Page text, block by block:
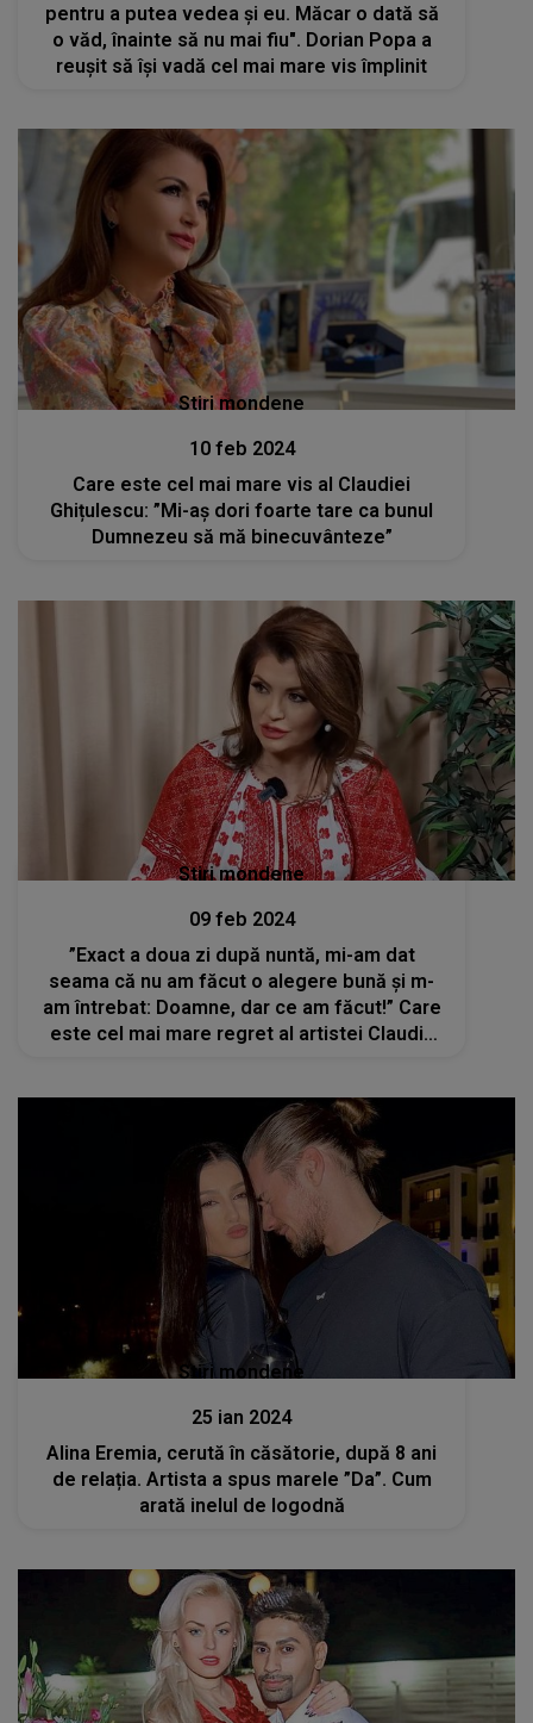
pentru a putea vedea și eu. Măcar o dată să
o văd, înainte să nu mai fiu". Dorian Popa a
reușit să își vadă cel mai mare vis împlinit
Stiri mondene
10 feb 2024
Care este cel mai mare vis al Claudiei
Ghițulescu: ”Mi-aș dori foarte tare ca bunul
Dumnezeu să mă binecuvânteze”
Stiri mondene
09 feb 2024
”Exact a doua zi după nuntă, mi-am dat
seama că nu am făcut o alegere bună și m-
am întrebat: Doamne, dar ce am făcut!” Care
este cel mai mare regret al artistei Claudia
Stiri mondene
25 ian 2024
Alina Eremia, cerută în căsătorie, după 8 ani
de relația. Artista a spus marele ”Da”. Cum
arată inelul de logodnă